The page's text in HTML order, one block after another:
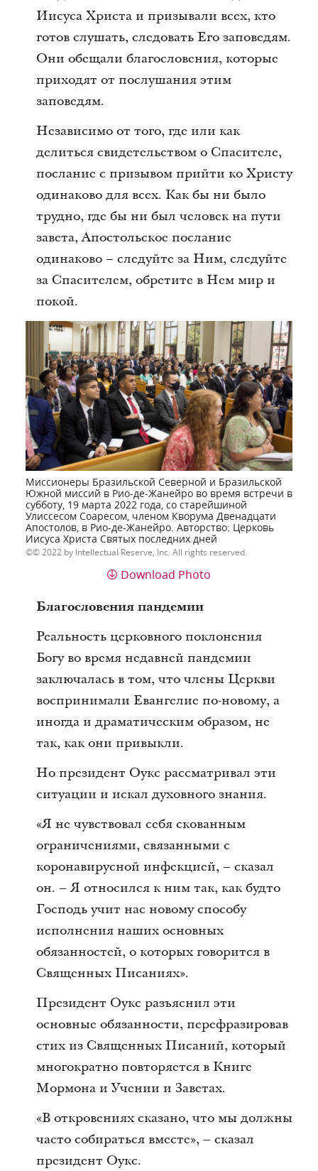
Иисуса Христа и призывали всех, кто
готов слушать, следовать Его заповедям.
Они обещали благословения, которые
приходят от послушания этим
заповедям.
Независимо от того, где или как
делиться свидетельством о Спасителе,
послание с призывом прийти ко Христу
одинаково для всех. Как бы ни было
трудно, где бы ни был человек на пути
завета, Апостольское послание
одинаково – следуйте за Ним, следуйте
за Спасителем, обретите в Нем мир и
покой.
Миссионеры Бразильской Северной и Бразильской
Южной миссий в Рио-де-Жанейро во время встречи в
субботу, 19 марта 2022 года, со старейшиной
Улиссесом Соаресом, членом Кворума Двенадцати
Апостолов, в Рио-де-Жанейро. Авторство: Церковь
Иисуса Христа Святых последних дней
© 2022 by Intellectual Reserve, Inc. All rights reserved.
Download Photo
Благословения пандемии
Реальность церковного поклонения
Богу во время недавней пандемии
заключалась в том, что члены Церкви
воспринимали Евангелие по-новому, а
иногда и драматическим образом, не
так, как они привыкли.
Но президент Оукс рассматривал эти
ситуации и искал духовного знания.
«Я не чувствовал себя скованным
ограничениями, связанными с
коронавирусной инфекцией, – сказал
он. – Я относился к ним так, как будто
Господь учит нас новому способу
исполнения наших основных
обязанностей, о которых говорится в
Священных Писаниях».
Президент Оукс разъяснил эти
основные обязанности, перефразировав
стих из Священных Писаний, который
многократно повторяется в Книге
Мормона и Учении и Заветах.
«В откровениях сказано, что мы должны
часто собираться вместе», – сказал
президент Оукс.